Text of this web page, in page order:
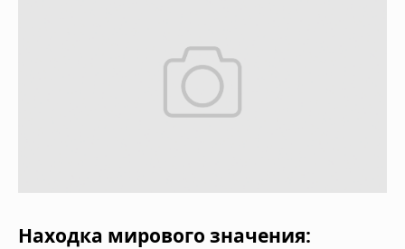
Находка мирового значения: